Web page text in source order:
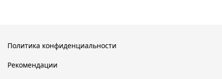
Политика конфиденциальности
Рекомендации